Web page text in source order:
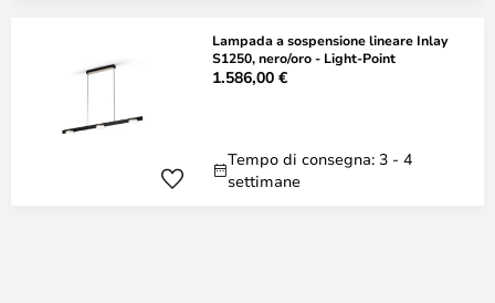
Lampada a sospensione lineare Inlay
S1250, nero/oro - Light-Point
1.586,00 €
Tempo di consegna: 3 - 4
settimane